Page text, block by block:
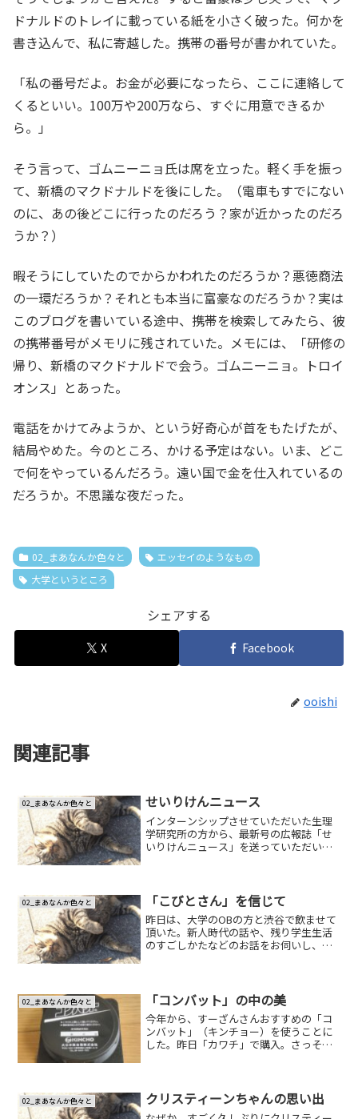
ドナルドのトレイに載っている紙を小さく破った。何かを
書き込んで、私に寄越した。携帯の番号が書かれていた。
「私の番号だよ。お金が必要になったら、ここに連絡して
くるといい。100万や200万なら、すぐに用意できるか
ら。」
そう言って、ゴムニーニョ氏は席を立った。軽く手を振っ
て、新橋のマクドナルドを後にした。（電車もすでにない
のに、あの後どこに行ったのだろう？家が近かったのだろ
うか？）
暇そうにしていたのでからかわれたのだろうか？悪徳商法
の一環だろうか？それとも本当に富豪なのだろうか？実は
このブログを書いている途中、携帯を検索してみたら、彼
の携帯番号がメモリに残されていた。メモには、「研修の
帰り、新橋のマクドナルドで会う。ゴムニーニョ。トロイ
オンス」とあった。
電話をかけてみようか、という好奇心が首をもたげたが、
結局やめた。今のところ、かける予定はない。いま、どこ
で何をやっているんだろう。遠い国で金を仕入れているの
だろうか。不思議な夜だった。
02_まあなんか色々と
エッセイのようなもの
大学というところ
シェアする
X Facebook
ooishi
関連記事
02_まあなんか色々と せいりけんニュース
インターンシップさせていただいた生理
学研究所の方から、最新号の広報誌「せ
いりけんニュース」を送っていただい
プに１週間参加させていただ...
02_まあなんか色々と 「こびとさん」を信じて
昨日は、大学のOBの方と渋谷で飲ませて
頂いた。新人時代の話や、残り学生生活
のすごしかたなどのお話をお伺いし、よ
た。山羊の肉の刺身ってある...
02_まあなんか色々と 「コンバット」の中の美
今年から、すーざんさんおすすめの「コ
ンバット」（キンチョー）を使うことに
した。昨日「カワチ」で購入。さっそく
料を見ると、はちみつが使...
02_まあなんか色々と クリスティーンちゃんの思い出